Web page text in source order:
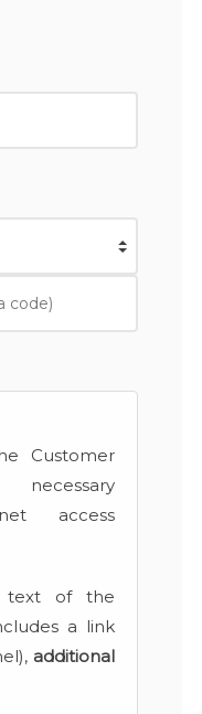
Customer
access
text of the
a link
additional